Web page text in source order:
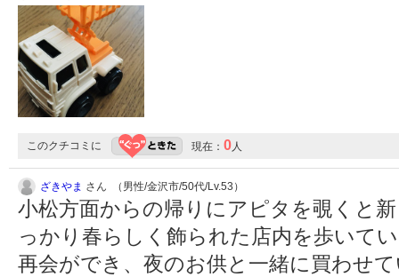
このクチコミに 現在： 0人
ざきやま さん （男性/金沢市/50代/Lv.53）
小松方面からの帰りにアピタを覗くと
っかり春らしく飾られた店内を歩いて
再会ができ、夜のお供と一緒に買わせ